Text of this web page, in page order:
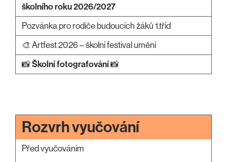
školního roku 2026/2027
Pozvánka pro rodiče budoucích žáků 1.tříd
🎨 Artfest 2026 – školní festival umění
📸Školní fotografování📸
Rozvrh vyučování
Před vyučováním